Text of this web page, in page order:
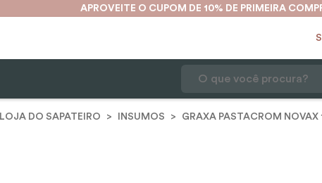
APROVEITE O CUPOM DE 10% DE PRIMEIRA
LOJA DO SAPATEIRO INSUMOS GRAXA PASTACROM NOVAX